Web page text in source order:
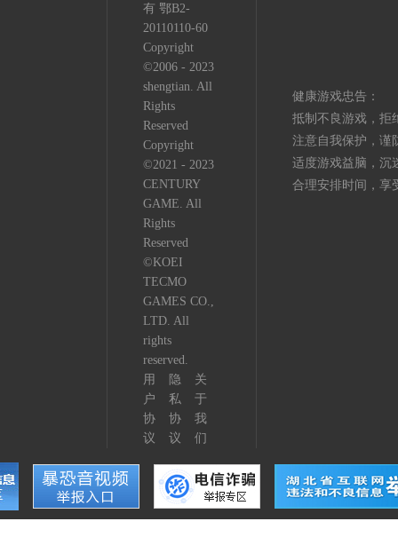
有 鄂B2-
20110110-60
Copyright
©2006 - 2023
shengtian. All
Rights
Reserved
Copyright
©2021 - 2023
CENTURY
GAME. All
Rights
Reserved
©KOEI
TECMO
GAMES CO.,
LTD. All
rights
reserved.
用
户
协
议
隐
私
协
议
关
于
我
们
健康游戏忠告：
抵制不良游戏，拒
注意自我保护，谨
适度游戏益脑，沉
合理安排时间，享